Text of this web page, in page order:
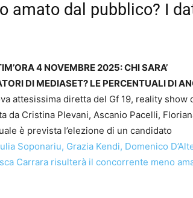
amato dal pubblico? I
4 NOVEMBRE 2025: CHI SARA’
DI MEDIASET? LE PERCENTUALI DI
attesissima diretta del Gf 19, reality show
da Cristina Plevani, Ascanio Pacelli,
è prevista l’elezione di un candidato
Soponariu, Grazia Kendi, Domenico
Carrara risulterà il concorrente meno